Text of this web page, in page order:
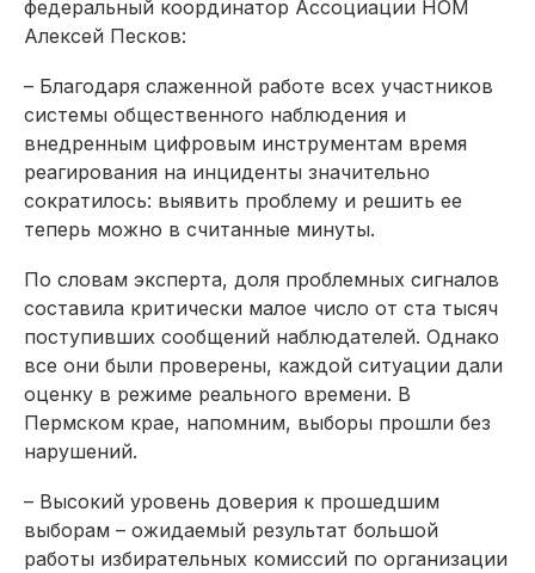
федеральный координатор Ассоциации НОМ
Алексей Песков:
– Благодаря слаженной работе всех участников
системы общественного наблюдения и
внедренным цифровым инструментам время
реагирования на инциденты значительно
сократилось: выявить проблему и решить ее
теперь можно в считанные минуты.
По словам эксперта, доля проблемных сигналов
составила критически малое число от ста тысяч
поступивших сообщений наблюдателей. Однако
все они были проверены, каждой ситуации дали
оценку в режиме реального времени. В
Пермском крае, напомним, выборы прошли без
нарушений.
– Высокий уровень доверия к прошедшим
выборам – ожидаемый результат большой
работы избирательных комиссий по организации